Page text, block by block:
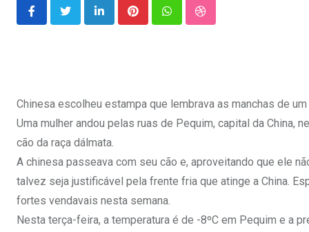
LinkedInPinterestWhatsappStumbleUpon
Chinesa escolheu estampa que lembrava as manchas de
Uma mulher andou pelas ruas de Pequim, capital da China,
cão da raça dálmata.
A chinesa passeava com seu cão e, aproveitando que ele
talvez seja justificável pela frente fria que atinge a China.
fortes vendavais nesta semana.
Nesta terça-feira, a temperatura é de -8ºC em Pequim e a